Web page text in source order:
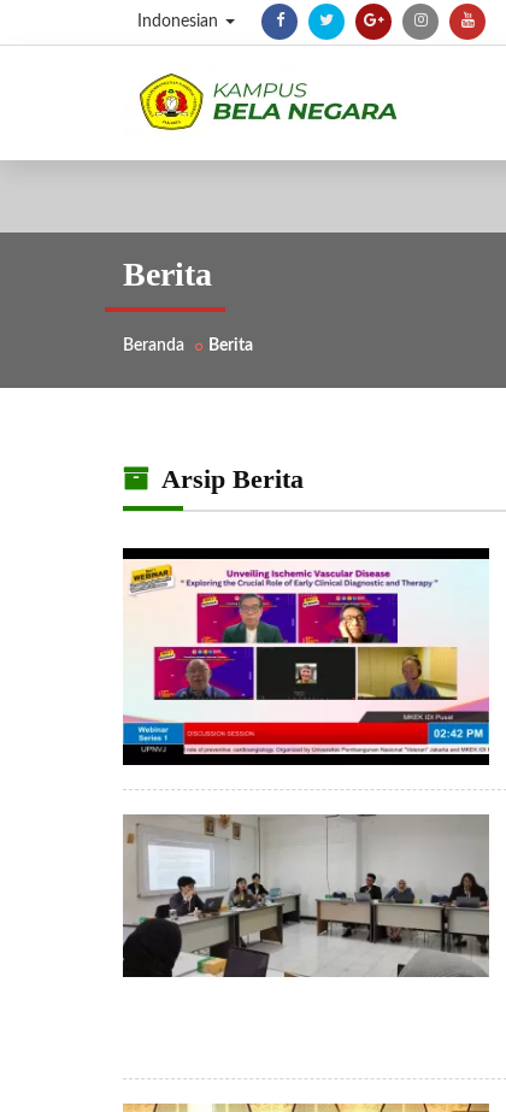
Indonesian
Berita
Beranda Berita
Arsip Berita